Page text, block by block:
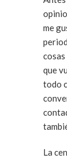
me
cosas
que
todo
La